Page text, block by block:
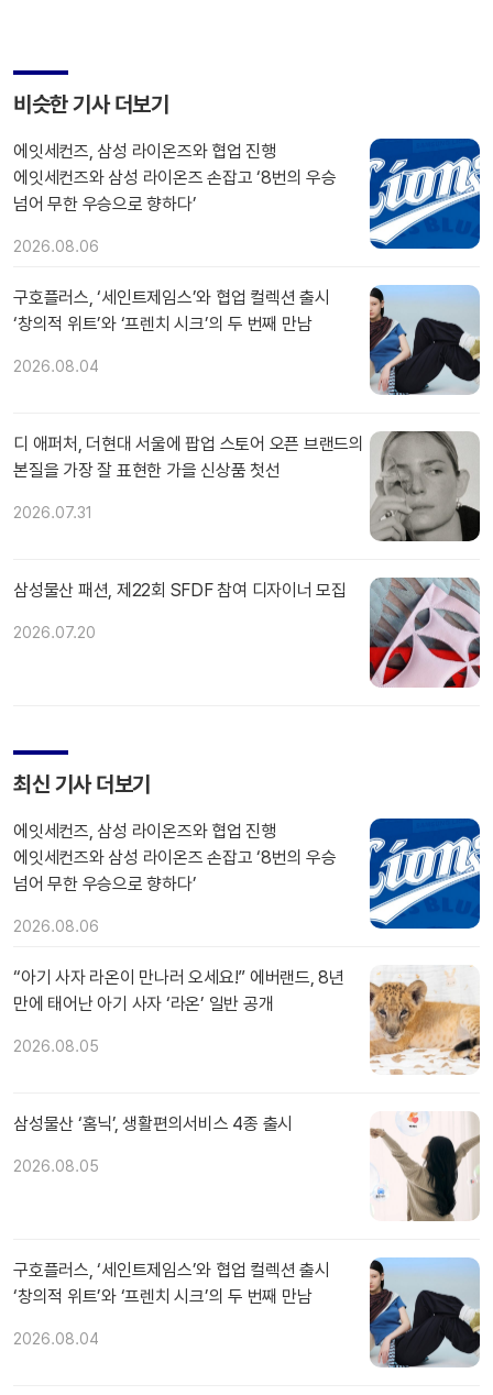
비슷한 기사 더보기
에잇세컨즈, 삼성 라이온즈와 협업 진행
에잇세컨즈와 삼성 라이온즈 손잡고 ‘8번의 우승
넘어 무한 우승으로 향하다’
2026.08.06
구호플러스, ‘세인트제임스’와 협업 컬렉션 출시
‘창의적 위트’와 ‘프렌치 시크’의 두 번째 만남
2026.08.04
디 애퍼처, 더현대 서울에 팝업 스토어 오픈 브랜드의
본질을 가장 잘 표현한 가을 신상품 첫선
2026.07.31
삼성물산 패션, 제22회 SFDF 참여 디자이너 모집
2026.07.20
최신 기사 더보기
에잇세컨즈, 삼성 라이온즈와 협업 진행
에잇세컨즈와 삼성 라이온즈 손잡고 ‘8번의 우승
넘어 무한 우승으로 향하다’
2026.08.06
“아기 사자 라온이 만나러 오세요!” 에버랜드, 8년
만에 태어난 아기 사자 ‘라온’ 일반 공개
2026.08.05
삼성물산 ‘홈닉’, 생활편의서비스 4종 출시
2026.08.05
구호플러스, ‘세인트제임스’와 협업 컬렉션 출시
‘창의적 위트’와 ‘프렌치 시크’의 두 번째 만남
2026.08.04